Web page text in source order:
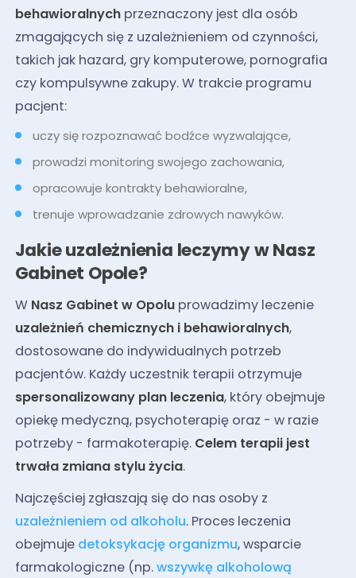
behawioralnychprzeznaczony jest dla osób
zmagających się z uzależnieniem od czynności,
takich jak hazard, gry komputerowe, pornografia
czy kompulsywne zakupy. W trakcie programu
pacjent:
uczy się rozpoznawać bodźce wyzwalające,
prowadzi monitoring swojego zachowania,
opracowuje kontrakty behawioralne,
trenuje wprowadzanie zdrowych nawyków.
Jakie uzależnienia leczymy w Nasz
Gabinet Opole?
W Nasz Gabinet w Opoluprowadzimy leczenie
uzależnień chemicznych i behawioralnych,
dostosowane do indywidualnych potrzeb
pacjentów. Każdy uczestnik terapii otrzymuje
spersonalizowany plan leczenia, który obejmuje
opiekę medyczną, psychoterapię oraz - w razie
potrzeby - farmakoterapię. Celem terapii jest
trwała zmiana stylu życia.
Najczęściej zgłaszają się do nas osoby z
uzależnieniem od alkoholu. Proces leczenia
obejmuje detoksykację organizmu, wsparcie
farmakologiczne (np.wszywkę alkoholową